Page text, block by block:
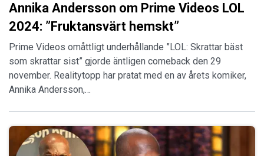
Annika Andersson om Prime Videos LOL
2024: ”Fruktansvärt hemskt”
Prime Videos omåttligt underhållande ”LOL: Skrattar bäst
som skrattar sist” gjorde äntligen comeback den 29
november. Realitytopp har pratat med en av årets komiker,
Annika Andersson,…